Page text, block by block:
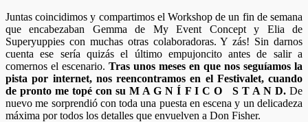
Juntas coincidimos y compartimos el Workshop de un fin de semana
que encabezaban Gemma de My Event Concept y Elia de
Superyuppies con muchas otras colaboradoras. Y zás! Sin darnos
cuenta ese sería quizás el último empujoncito antes de salir a
comernos el escenario. Tras unos meses en que nos seguíamos la
pista por internet, nos reencontramos en el Festivalet, cuando
de pronto me topé con su M A G N Í F I C O S T A N D.De
nuevo me sorprendió con toda una puesta en escena y un delicadeza
máxima por todos los detalles que envuelven a Don Fisher.